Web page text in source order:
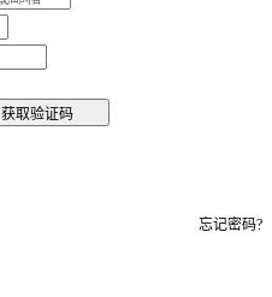
获取验证码
忘记密码?